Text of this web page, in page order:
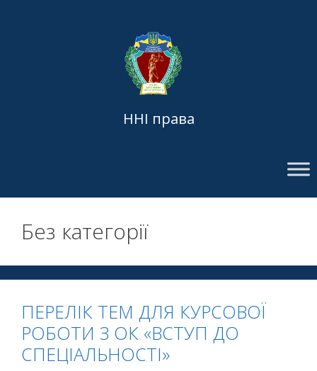
ННІ права
Без категорії
ПЕРЕЛІК ТЕМ ДЛЯ КУРСОВОЇ
РОБОТИ З ОК «ВСТУП ДО
СПЕЦІАЛЬНОСТІ»